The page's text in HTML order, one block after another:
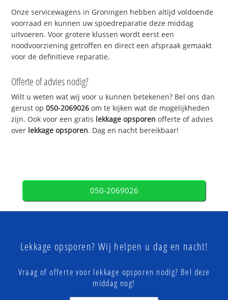
Onze servicewagens in Groningen hebben altijd voldoende
voorraad en kunnen uw spoedreparatie deze middag
uitvoeren. Voor grotere klussen wordt eerst een
noodvoorziening getroffen en direct een afspraak gemaakt
voor de definitieve reparatie.
Offerte of advies nodig?
Wilt u weten wat wij voor u kunnen betekenen? Bel ons dan
gerust op050-2069026 om te kijken wat de mogelijkheden
zijn. Ook voor een gratis lekkage opsporen offerte of advies
over lekkage opsporen. Dag en nacht bereikbaar!
050-2069026
Lekkage opsporen? Wij helpen u dag en nacht!
Vraag of offerte voor lekkage opsporen nodig? Bel deze
middag nog!